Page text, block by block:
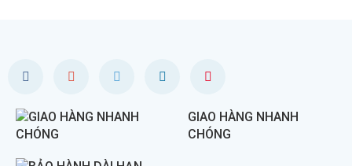
GIAO HÀNG NHANH
CHÓNG